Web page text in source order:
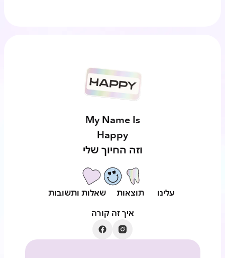
שאלות ותשובות תוצאות
עלינו
איך זה קורה
My Name Is
Happy
וזה החיוך שלי